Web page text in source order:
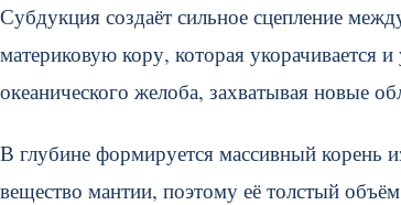
Субдукция создаёт сильное сцепление
материковую кору, которая укорачивается
океанического желоба, захватывая новые
В глубине формируется массивный корень
вещество мантии, поэтому её толстый